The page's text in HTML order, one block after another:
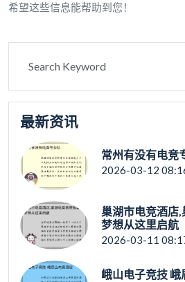
希望这些信息能帮助到您！
最新资讯
常州有没有电竞
2026-03-12
巢湖市电竞酒店,
梦想从这里启航
2026-03-11
峨山电子竞技